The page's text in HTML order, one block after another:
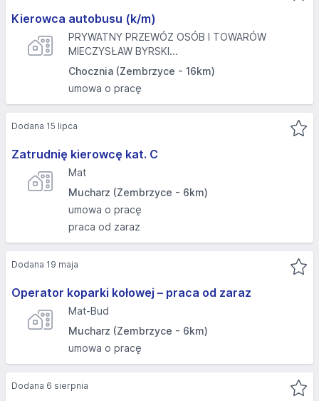
Kierowca autobusu (k/m)
PRYWATNY PRZEWÓZ OSÓB I TOWARÓW
MIECZYSŁAW BYRSKI...
Chocznia (Zembrzyce - 16km)
umowa o pracę
Zatrudnię kierowcę kat. C
Mat
Mucharz (Zembrzyce - 6km)
umowa o pracę
praca od zaraz
Dodana 15 lipca
Operator koparki kołowej – praca od zaraz
Mat-Bud
Mucharz (Zembrzyce - 6km)
umowa o pracę
Dodana 19 maja
Dodana 6 sierpnia